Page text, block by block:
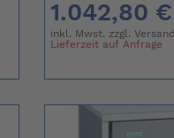
1.042,80 €
inkl. Mwst. zzgl.Versand
Lieferzeit auf Anfrage